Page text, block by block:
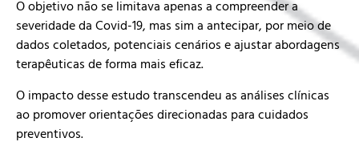
O objetivo não se limitava apenas a compreender a
severidade da Covid-19, mas sim a antecipar, por meio de
dados coletados, potenciais cenários e ajustar abordagens
terapêuticas de forma mais eficaz.
O impacto desse estudo transcendeu as análises clínicas
ao promover orientações direcionadas para cuidados
preventivos.